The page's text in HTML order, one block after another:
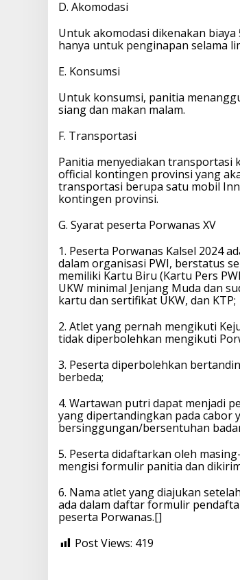
D. Akomodasi
Untuk akomodasi dikenakan
hanya untuk penginapan selama
E. Konsumsi
Untuk konsumsi, panitia
siang dan makan malam.
F. Transportasi
Panitia menyediakan transportasi
official kontingen provinsi yang
transportasi berupa satu mobil
kontingen provinsi.
G. Syarat peserta Porwanas XV
1. Peserta Porwanas Kalsel 2024
dalam organisasi PWI, berstatus
memiliki Kartu Biru (Kartu Pers
UKW minimal Jenjang Muda dan
kartu dan sertifikat UKW, dan KTP;
2. Atlet yang pernah mengikuti
tidak diperbolehkan mengikuti
3. Peserta diperbolehkan
berbeda;
4. Wartawan putri dapat menjadi
yang dipertandingkan pada cabor
bersinggungan/bersentuhan
5. Peserta didaftarkan oleh
mengisi formulir panitia dan
6. Nama atlet yang diajukan
ada dalam daftar formulir
peserta Porwanas.[]
Post Views: 419